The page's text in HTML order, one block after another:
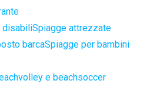
disabiliSpiagge attrezzate
barcaSpiagge per bambini
e beachsoccer